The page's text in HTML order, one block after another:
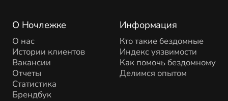
О Ночлежке
О нас
Истории клиентов
Вакансии
Отчеты
Статистика
Брендбук
Информация
Кто такие бездомные
Индекс уязвимости
Как помочь бездомному
Делимся опытом